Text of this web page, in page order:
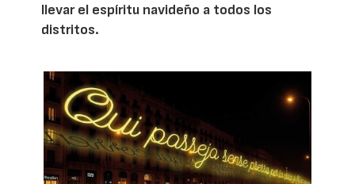
llevar el espíritu navideño a todos los
distritos.